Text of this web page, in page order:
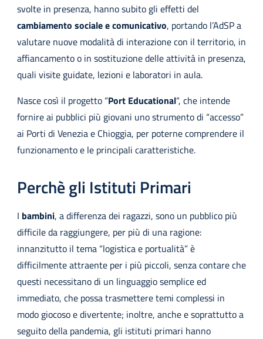
svolte in presenza, hanno subito gli effetti del
cambiamento sociale e comunicativo, portando l’AdSP a
valutare nuove modalità di interazione con il territorio, in
affiancamento o in sostituzione delle attività in presenza,
quali visite guidate, lezioni e laboratori in aula.
Nasce così il progetto “Port Educational“, che intende
fornire ai pubblici più giovani uno strumento di “accesso”
ai Porti di Venezia e Chioggia, per poterne comprendere il
funzionamento e le principali caratteristiche.
Perchè gli Istituti Primari
I bambini, a differenza dei ragazzi, sono un pubblico più
difficile da raggiungere, per più di una ragione:
innanzitutto il tema “logistica e portualità” è
difficilmente attraente per i più piccoli, senza contare che
questi necessitano di un linguaggio semplice ed
immediato, che possa trasmettere temi complessi in
modo giocoso e divertente; inoltre, anche e soprattutto a
seguito della pandemia, gli istituti primari hanno